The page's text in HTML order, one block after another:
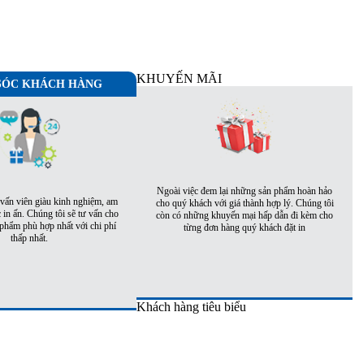
KHÁCH HÀNG
viên giàu kinh nghiệm, am
ấn. Chúng tôi sẽ tư vấn cho
phù hợp nhất với chi phí
thấp nhất.
KHUYẾN MÃI
Ngoài việc đem lại những sản phẩm hoàn hảo
cho quý khách với giá thành hợp lý. Chúng tôi
còn có những khuyến mại hấp dẫn đi kèm cho
từng đơn hàng quý khách đặt in
Khách hàng tiêu biểu